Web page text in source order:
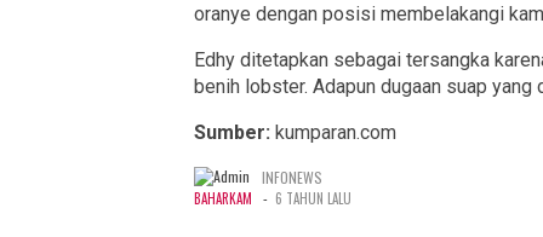
oranye dengan posisi membelakangi
Edhy ditetapkan sebagai tersangka
benih lobster. Adapun dugaan suap
Sumber: kumparan.com
INFONEWS
BAHARKAM - 6 TAHUN LALU